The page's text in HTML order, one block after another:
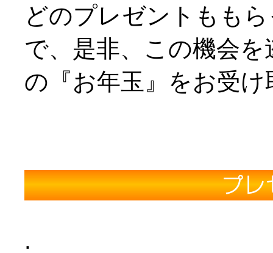
どのプレゼントもも
で、是非、この機会
の『お年玉』をお受
.